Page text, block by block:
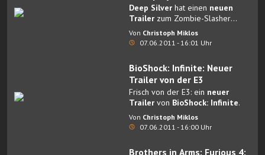
Deep Silver hat einen neuen
Trailer zum Zombie-Slasher
Dead Island veröffentlicht.
Von Christoph Miklos
07.06.2011 - 16:01 Uhr
BioShock: Infinite: Neuer
Trailer von der E3
Frisch von der E3: ein neuer
Trailer von BioShock: Infinite.
Von Christoph Miklos
07.06.2011 - 16:00 Uhr
Brothers in Arms: Furious 4: